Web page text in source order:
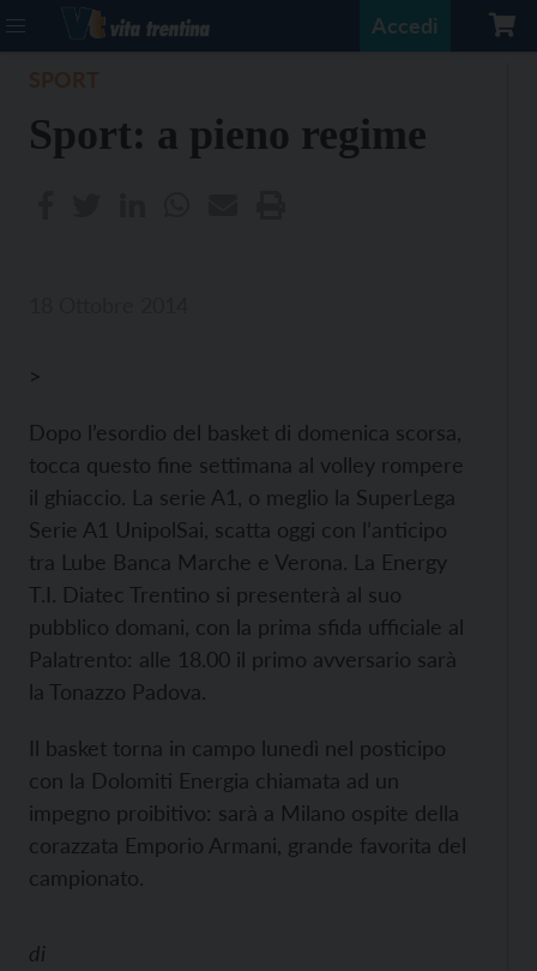
Accedi
Sport: a pieno regime
>
Dopo l’esordio del basket di domenica scorsa,
tocca questo fine settimana al volley rompere
il ghiaccio. La serie A1, o meglio la SuperLega
Serie A1 UnipolSai, scatta oggi con l’anticipo
tra Lube Banca Marche e Verona. La Energy
T.I. Diatec Trentino si presenterà al suo
pubblico domani, con la prima sfida ufficiale al
Palatrento: alle 18.00 il primo avversario sarà
la Tonazzo Padova.
Il basket torna in campo lunedì nel posticipo
con la Dolomiti Energia chiamata ad un
impegno proibitivo: sarà a Milano ospite della
corazzata Emporio Armani, grande favorita del
campionato.
di